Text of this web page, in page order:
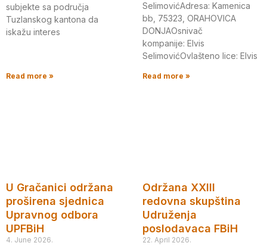
subjekte sa područja
Tuzlanskog kantona da
iskažu interes
Read more »
SelimovićAdresa: Kamenica
bb, 75323, ORAHOVICA
DONJAOsnivač
kompanije: Elvis
SelimovićOvlašteno lice: Elvis
Read more »
U Gračanici održana
proširena sjednica
Upravnog odbora
UPFBiH
4. June 2026.
Održana XXIII
redovna skupština
Udruženja
poslodavaca FBiH
22. April 2026.